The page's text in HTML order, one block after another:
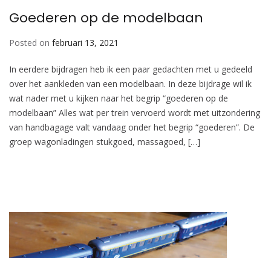
Goederen op de modelbaan
Posted on februari 13, 2021
In eerdere bijdragen heb ik een paar gedachten met u gedeeld
over het aankleden van een modelbaan. In deze bijdrage wil ik
wat nader met u kijken naar het begrip “goederen op de
modelbaan” Alles wat per trein vervoerd wordt met uitzondering
van handbagage valt vandaag onder het begrip “goederen”. De
groep wagonladingen stukgoed, massagoed, […]